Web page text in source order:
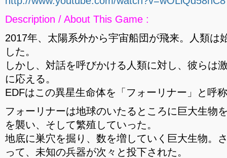
Description / About This Game :
2017年、太陽系外から宇宙船団が飛来。人類は
した。
しかし、対話を呼びかける人類に対し、彼らは
に応える。
EDFはこの異星生命体を「フォーリナー」と呼
フォーリナーは地球のいたるところに巨大生物
を襲い、そして繁殖していった。
地底に巣穴を掘り、数を増していく巨大生物。
って、未知の兵器が次々と投下された。